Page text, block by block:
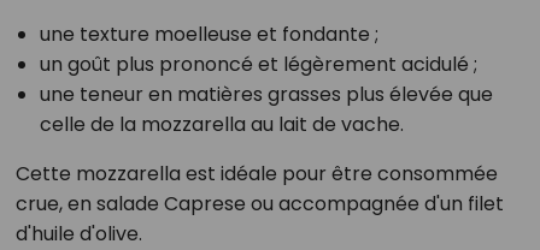
une texture moelleuse et fondante ;
un goût plus prononcé et légèrement acidulé ;
une teneur en matières grasses plus élevée que
celle de la mozzarella au lait de vache.
Cette mozzarella est idéale pour être consommée
crue, en salade Caprese ou accompagnée d'un filet
d'huile d'olive.